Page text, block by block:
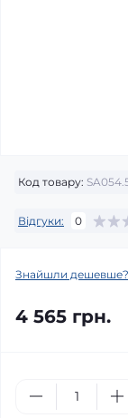
Код товару:
Відгуки: 0
Знайшли дешевше?
4 565 грн.